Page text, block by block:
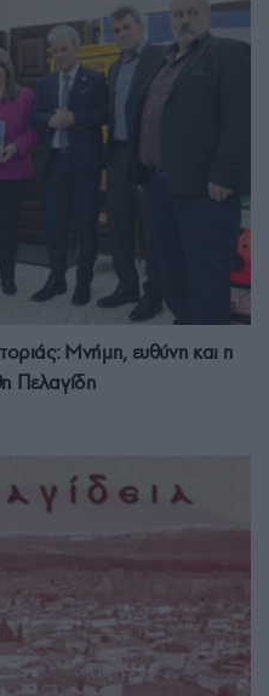
Μνήμη, ευθύνη και η
Πελαγίδη